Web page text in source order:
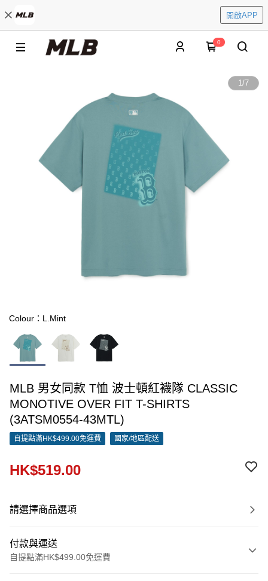
開啟APP
0
1/7
Colour：L.Mint
MLB 男女同款 T恤 波士頓紅襪隊 CLASSIC
MONOTIVE OVER FIT T-SHIRTS
(3ATSM0554-43MTL)
自提點滿HK$499.00免運費 國家/地區配送
HK$519.00
請選擇商品選項
付款與運送
自提點滿HK$499.00免運費